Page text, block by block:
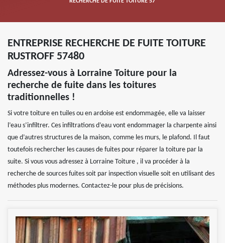
ENTREPRISE RECHERCHE DE FUITE TOITURE
RUSTROFF 57480
Adressez-vous à Lorraine Toiture pour la
recherche de fuite dans les toitures
traditionnelles !
Si votre toiture en tuiles ou en ardoise est endommagée, elle va laisser
l’eau s’infiltrer. Ces infiltrations d’eau vont endommager la charpente ainsi
que d’autres structures de la maison, comme les murs, le plafond. Il faut
toutefois rechercher les causes de fuites pour réparer la toiture par la
suite. Si vous vous adressez à Lorraine Toiture , il va procéder à la
recherche de sources fuites soit par inspection visuelle soit en utilisant des
méthodes plus modernes. Contactez-le pour plus de précisions.